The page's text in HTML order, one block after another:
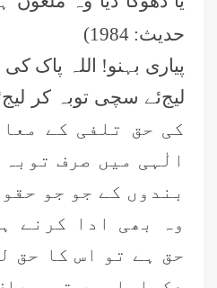
حدیث: 1984)
پیاری بہنو! اللہ پاک
لیجئے سچی توبہ کر لیج
کی حق تلفی کے
الٰہی میں صرف
بندوں کے جو جو
وہ بھی ادا کرنے
حق ہے تو اس کا حق